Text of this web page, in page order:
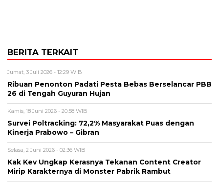
BERITA TERKAIT
Jumat, 3 Juli 2026 - 12:29 WIB
Ribuan Penonton Padati Pesta Bebas Berselancar PBB
26 di Tengah Guyuran Hujan
Kamis, 18 Juni 2026 - 20:58 WIB
Survei Poltracking: 72,2% Masyarakat Puas dengan
Kinerja Prabowo – Gibran
Selasa, 2 Juni 2026 - 02:36 WIB
Kak Kev Ungkap Kerasnya Tekanan Content Creator
Mirip Karakternya di Monster Pabrik Rambut